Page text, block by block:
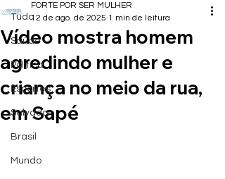
Tudo
Saúde
Política
Esportes
Salvador
Brasil
Mundo
Vídeo mostra homem
agredindo mulher e
criança no meio da rua,
em Sapé
FORTE POR SER MULHER
12 de ago. de 2025 1 min de leitura